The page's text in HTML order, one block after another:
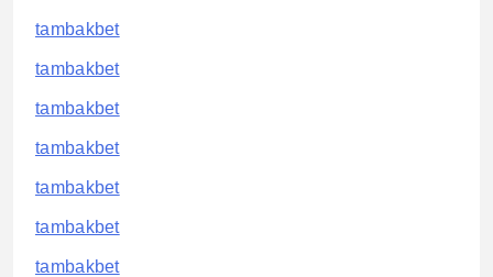
tambakbet
tambakbet
tambakbet
tambakbet
tambakbet
tambakbet
tambakbet